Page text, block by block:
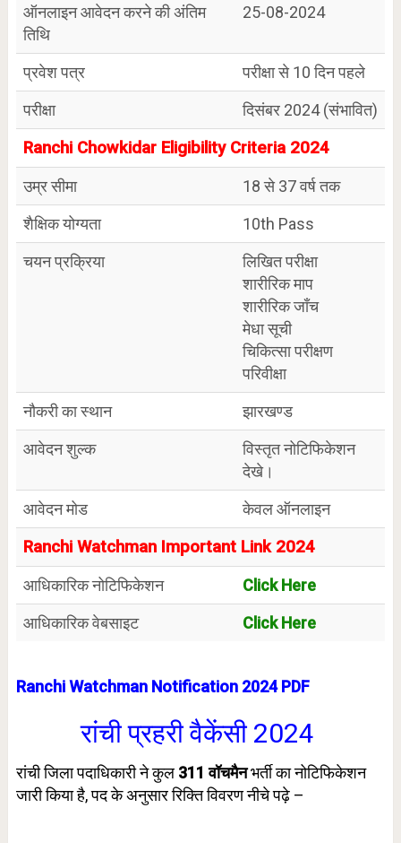
ऑनलाइन आवेदन करने की अंतिम
तिथि
25-08-2024
प्रवेश पत्र
परीक्षा से 10 दिन पहले
परीक्षा
दिसंबर 2024 (संभावित)
Ranchi Chowkidar Eligibility Criteria 2024
उम्र सीमा
18 से 37 वर्ष तक
शैक्षिक योग्यता
10th Pass
चयन प्रक्रिया
लिखित परीक्षा
शारीरिक माप
शारीरिक जाँच
मेधा सूची
चिकित्सा परीक्षण
परिवीक्षा
नौकरी का स्थान
झारखण्ड
आवेदन शुल्क
विस्तृत नोटिफिकेशन
देखे।
आवेदन मोड
केवल ऑनलाइन
Ranchi Watchman Important Link 2024
आधिकारिक नोटिफिकेशन
Click Here
आधिकारिक वेबसाइट
Click Here
Ranchi Watchman Notification 2024 PDF
रांची प्रहरी वैकेंसी 2024
रांची जिला पदाधिकारीने कुल 311 वॉचमैनभर्ती का नोटिफिकेशन
जारी किया है,पद के अनुसार रिक्ति विवरण नीचे पढ़े –